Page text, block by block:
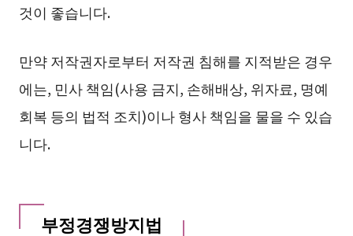
것이 좋습니다.
만약 저작권자로부터 저작권 침해를 지적받은 경우
에는, 민사 책임(사용 금지, 손해배상, 위자료, 명예
회복 등의 법적 조치)이나 형사 책임을 물을 수 있습
니다.
부정경쟁방지법